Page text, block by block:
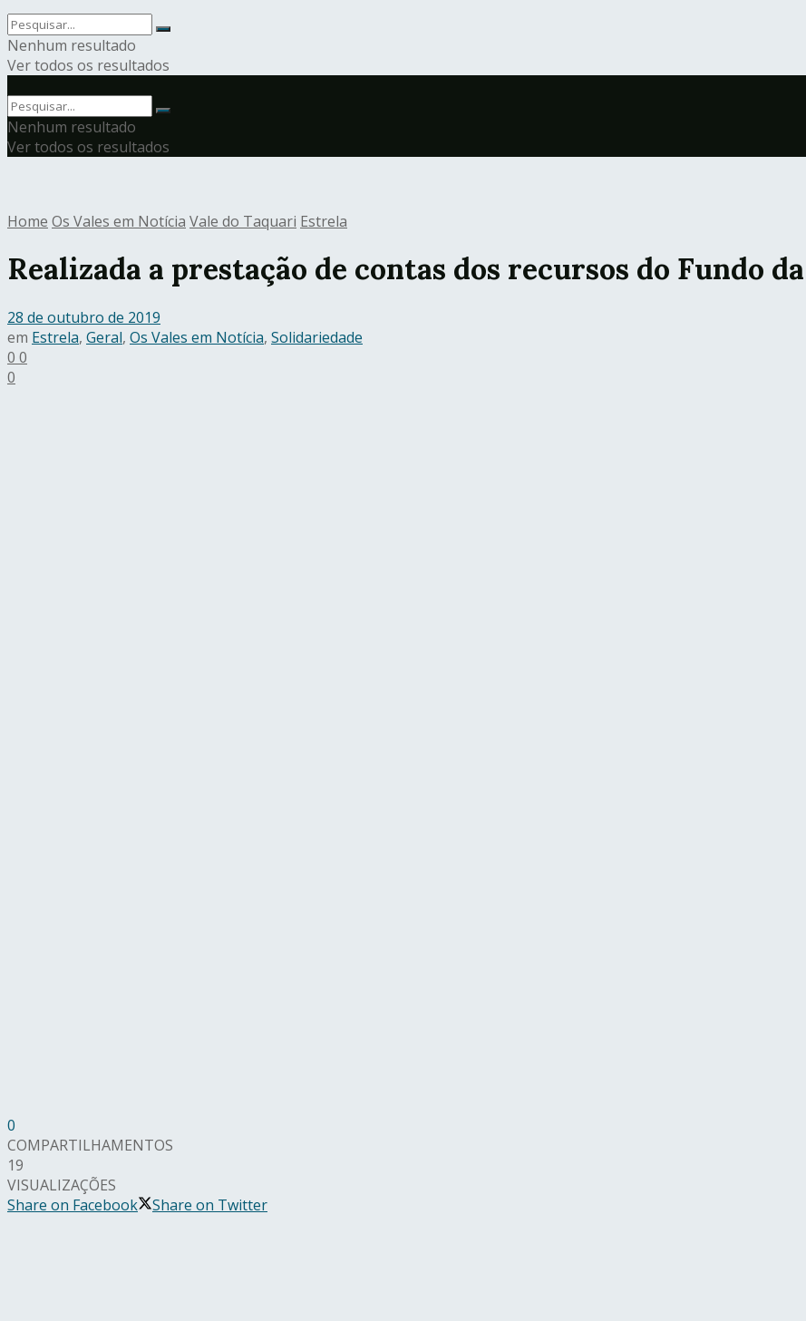
Nenhum resultado
Ver todos os resultados
Nenhum resultado
Ver todos os resultados
Home Os Vales em Notícia Vale do Taquari Estrela
Realizada a prestação de contas dos recursos do Fundo
28 de outubro de 2019
em Estrela, Geral, Os Vales em Notícia, Solidariedade
0 0
0
0
COMPARTILHAMENTOS
19
VISUALIZAÇÕES
Share on Facebook
Share on Twitter